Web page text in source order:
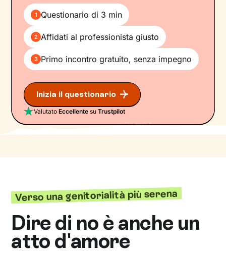
1 Questionario di 3 min
2 Affidati al professionista giusto
3 Primo incontro gratuito, senza impegno
Inizia il questionario
ValutatoEccellente suTrustpilot
Verso una genitorialità più serena
Dire di no è anche un
atto d'amore